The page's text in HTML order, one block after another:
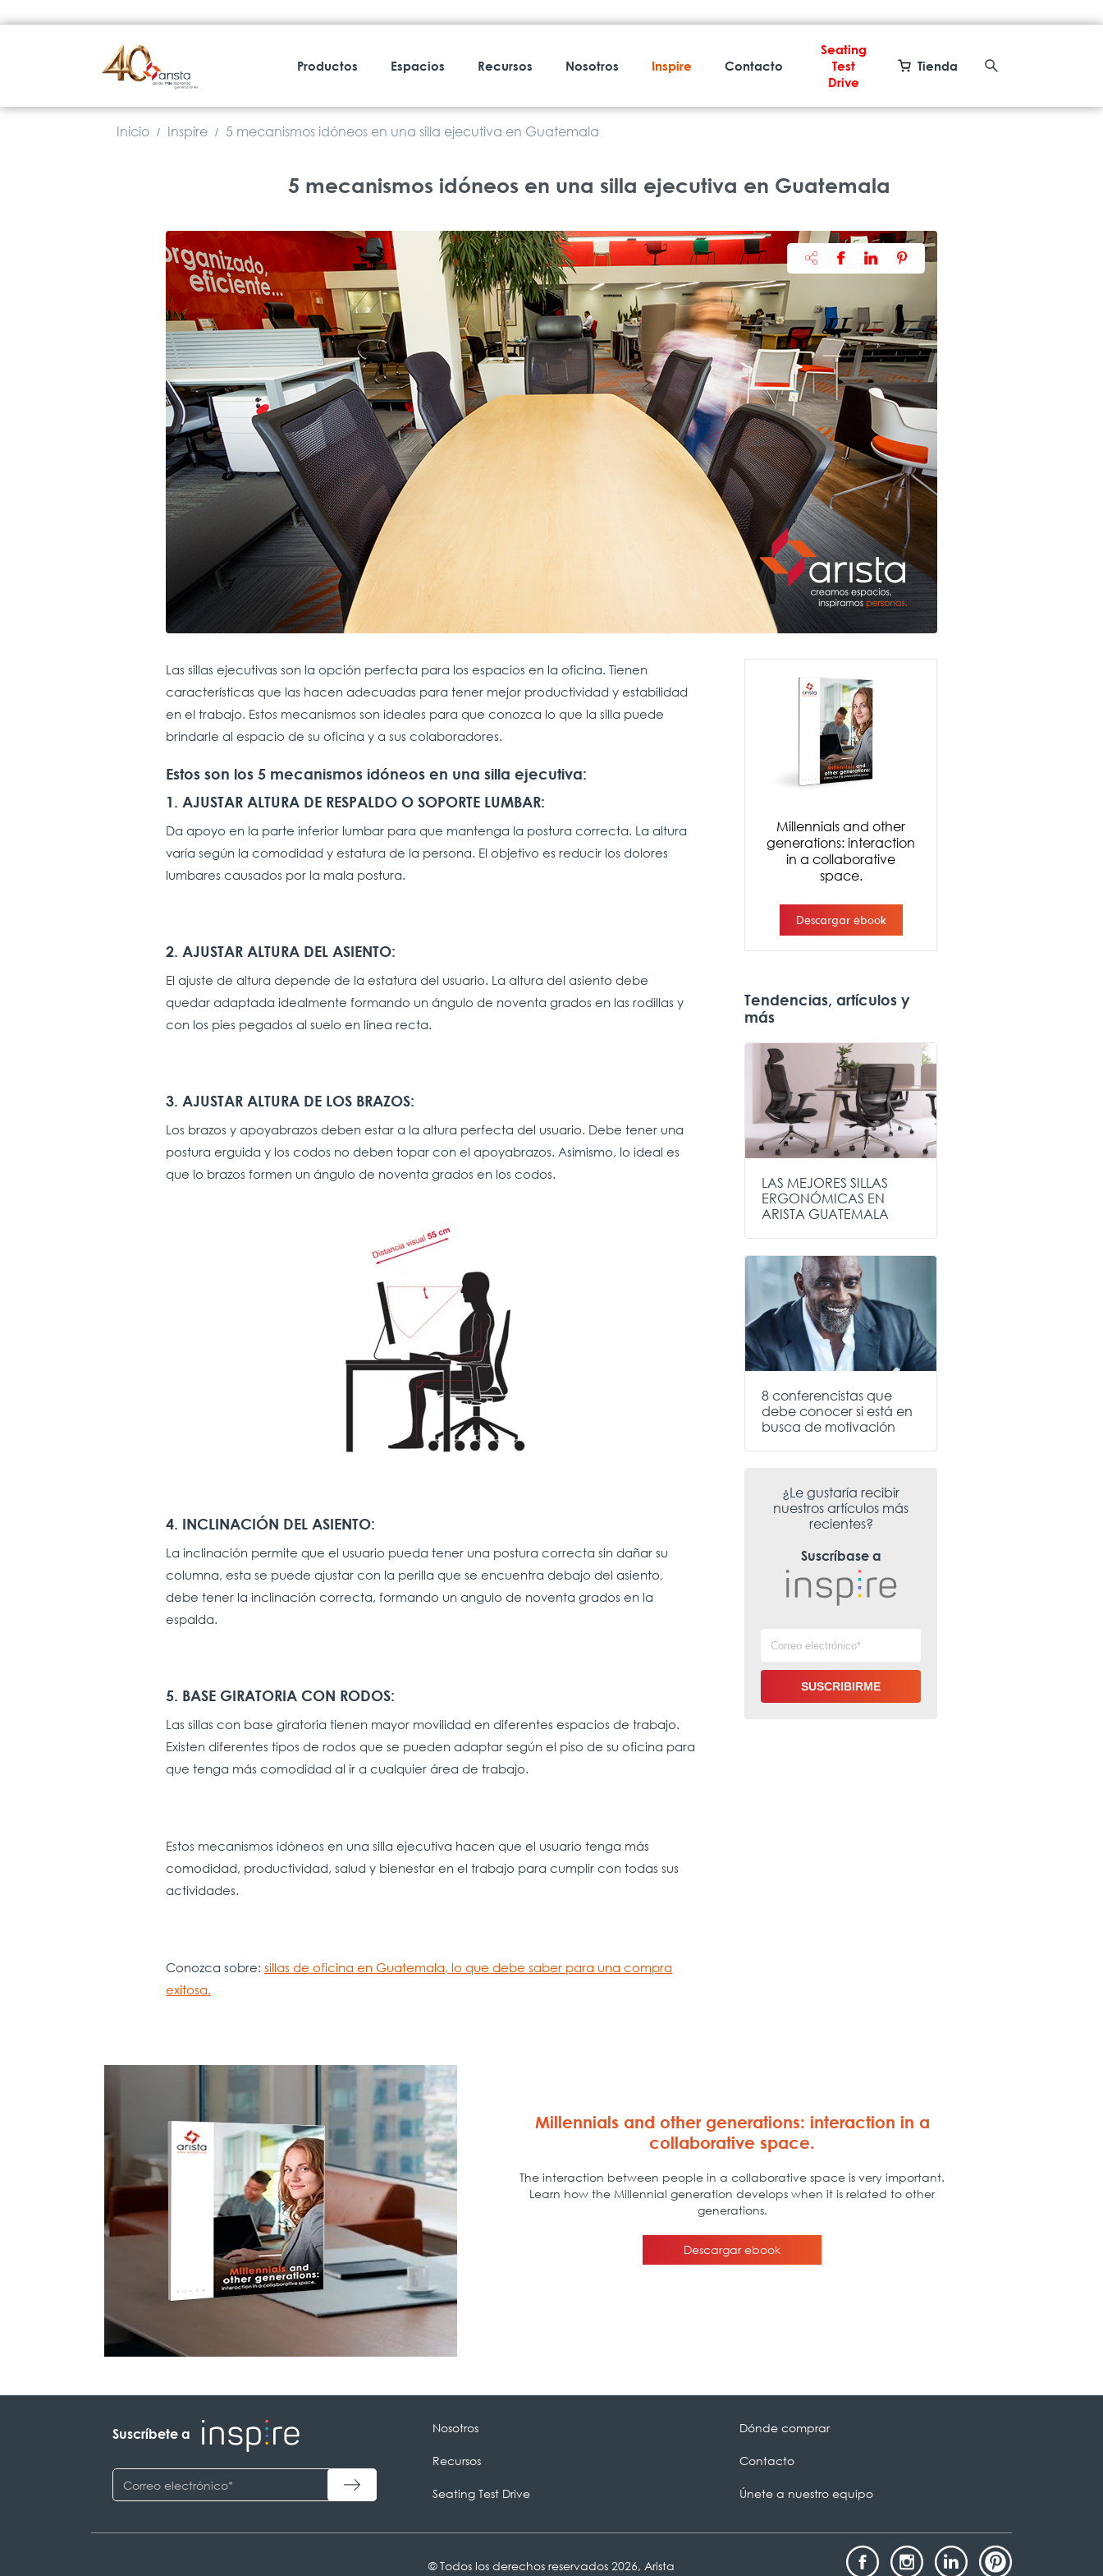
Productos Espacios Recursos Nosotros Inspire Contacto
Seating
Test
Drive
Tienda
Inicio / Inspire / 5 mecanismos idóneos en una silla ejecutiva en Guatemala
5 mecanismos idóneos en una silla ejecutiva en Guatemala
Las sillas ejecutivas son la opción perfecta para los espacios en la oficina. Tienen
características que las hacen adecuadas para tener mejor productividad y estabilidad
en el trabajo. Estos mecanismos son ideales para que conozca lo que la silla puede
brindarle al espacio de su oficina y a sus colaboradores.
Estos son los 5 mecanismos idóneos en una silla ejecutiva:
1. AJUSTAR ALTURA DE RESPALDO O SOPORTE LUMBAR:
Da apoyo en la parte inferior lumbar para que mantenga la postura correcta. La altura
varía según la comodidad y estatura de la persona. El objetivo es reducir los dolores
lumbares causados por la mala postura.
2. AJUSTAR ALTURA DEL ASIENTO:
El ajuste de altura depende de la estatura del usuario. La altura del asiento debe
quedar adaptada idealmente formando un ángulo de noventa grados en las rodillas y
con los pies pegados al suelo en línea recta.
3. AJUSTAR ALTURA DE LOS BRAZOS:
Los brazos y apoyabrazos deben estar a la altura perfecta del usuario. Debe tener una
postura erguida y los codos no deben topar con el apoyabrazos. Asimismo, lo ideal es
que lo brazos formen un ángulo de noventa grados en los codos.
4. INCLINACIÓN DEL ASIENTO:
La inclinación permite que el usuario pueda tener una postura correcta sin dañar su
columna, esta se puede ajustar con la perilla que se encuentra debajo del asiento,
debe tener la inclinación correcta, formando un angulo de noventa grados en la
espalda.
5. BASE GIRATORIA CON RODOS:
Las sillas con base giratoria tienen mayor movilidad en diferentes espacios de trabajo.
Existen diferentes tipos de rodos que se pueden adaptar según el piso de su oficina para
que tenga más comodidad al ir a cualquier área de trabajo.
Estos mecanismos idóneos en una silla ejecutiva hacen que el usuario tenga más
comodidad, productividad, salud y bienestar en el trabajo para cumplir con todas sus
actividades.
Conozca sobre: sillas de oficina en Guatemala, lo que debe saber para una compra
exitosa.
Tendencias, artículos y
más
LAS MEJORES SILLAS
ERGONÓMICAS EN
ARISTA GUATEMALA
8 conferencistas que
debe conocer si está en
busca de motivación
¿Le gustaría recibir
nuestros artículos más
recientes?
Suscríbase a
Suscríbete a Nosotros
Recursos
Seating Test Drive
Dónde comprar
Contacto
Únete a nuestro equipo
© Todos los derechos reservados 2026, Arista